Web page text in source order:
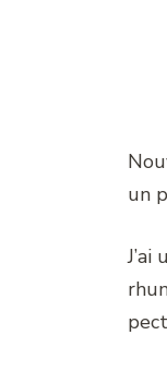
un